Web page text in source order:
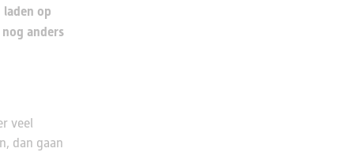
op
anders
veel
dan gaan